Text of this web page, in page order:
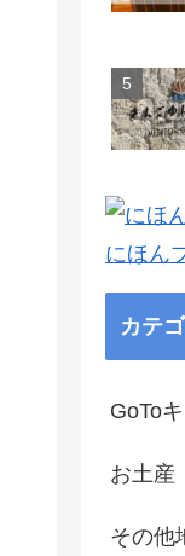
にほん
カテ
GoTo
お土産
その他